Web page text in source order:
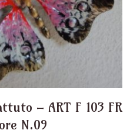
– ART F 103 FR
N.09